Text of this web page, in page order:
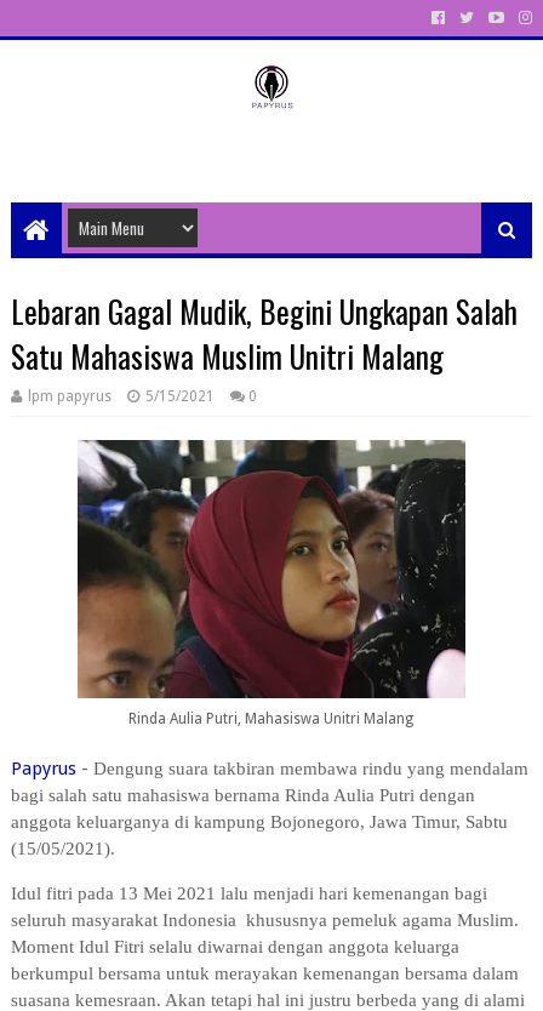
Lebaran Gagal Mudik, Begini Ungkapan Salah
Satu Mahasiswa Muslim Unitri Malang
lpm papyrus 5/15/2021 0
Rinda Aulia Putri, Mahasiswa Unitri Malang
Papyrus- Dengung suara takbiran membawa rindu yang mendalam
bagi salah satu mahasiswa bernama Rinda Aulia Putri dengan
anggota keluarganya di kampung Bojonegoro, Jawa Timur, Sabtu
(15/05/2021).
Idul fitri pada 13 Mei 2021 lalu menjadi hari kemenangan bagi
seluruh masyarakat Indonesia khususnya pemeluk agama Muslim.
Moment Idul Fitri selalu diwarnai dengan anggota keluarga
berkumpul bersama untuk merayakan kemenangan bersama dalam
suasana kemesraan. Akan tetapi hal ini justru berbeda yang di alami